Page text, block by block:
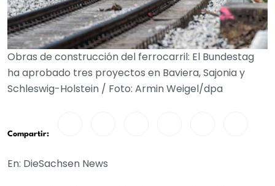
Obras de construcción del ferrocarril: El Bundestag
ha aprobado tres proyectos en Baviera, Sajonia y
Schleswig-Holstein / Foto: Armin Weigel/dpa
Compartir:
En: DieSachsen News